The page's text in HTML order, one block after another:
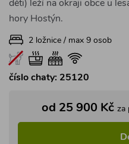
děti) leží na okraji obce u
hory Hostýn.
2 ložnice / max 9 osob
číslo chaty: 25120
od 25 900 Kč za